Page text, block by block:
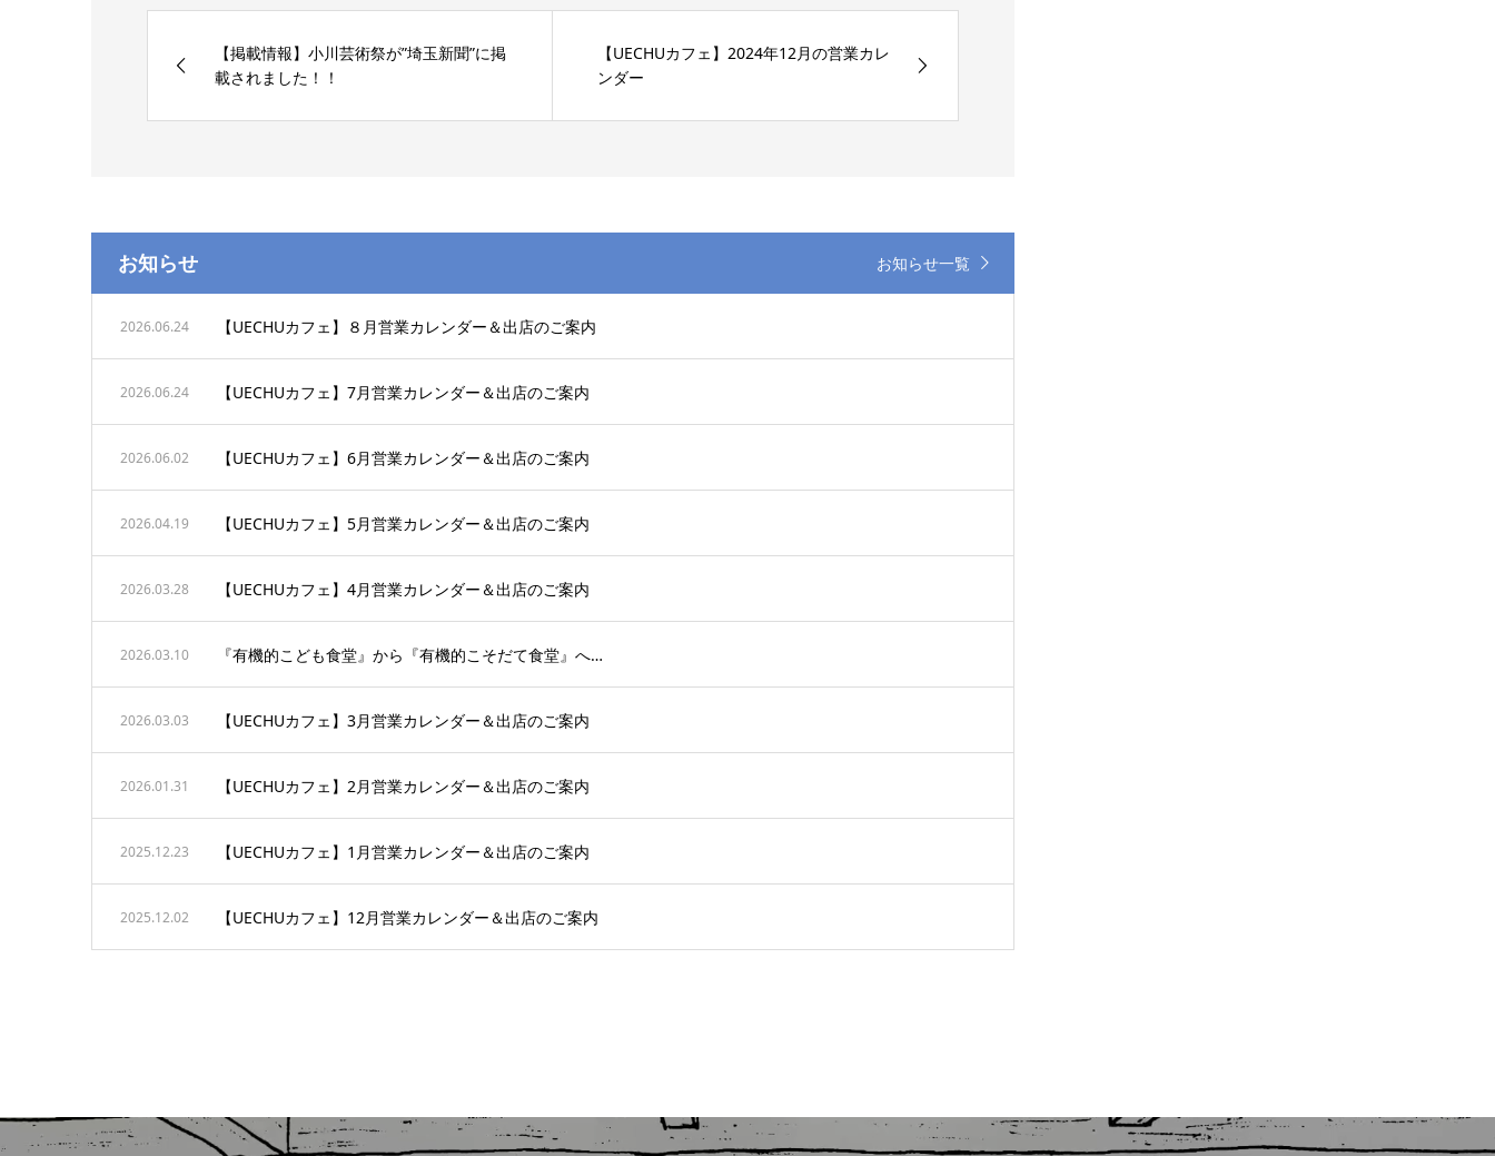
【掲載情報】小川芸術祭が”埼玉新聞”に掲
載されました！！
【UECHUカフェ】2024年12月の営業カレ
ンダー
お知らせ お知らせ一覧
2026.06.24 【UECHUカフェ】８月営業カレンダー＆出店のご案内
2026.06.24 【UECHUカフェ】7月営業カレンダー＆出店のご案内
2026.06.02 【UECHUカフェ】6月営業カレンダー＆出店のご案内
2026.04.19 【UECHUカフェ】5月営業カレンダー＆出店のご案内
2026.03.28 【UECHUカフェ】4月営業カレンダー＆出店のご案内
2026.03.10 『有機的こども食堂』から『有機的こそだて食堂』へ…
2026.03.03 【UECHUカフェ】3月営業カレンダー＆出店のご案内
2026.01.31 【UECHUカフェ】2月営業カレンダー＆出店のご案内
2025.12.23 【UECHUカフェ】1月営業カレンダー＆出店のご案内
2025.12.02 【UECHUカフェ】12月営業カレンダー＆出店のご案内